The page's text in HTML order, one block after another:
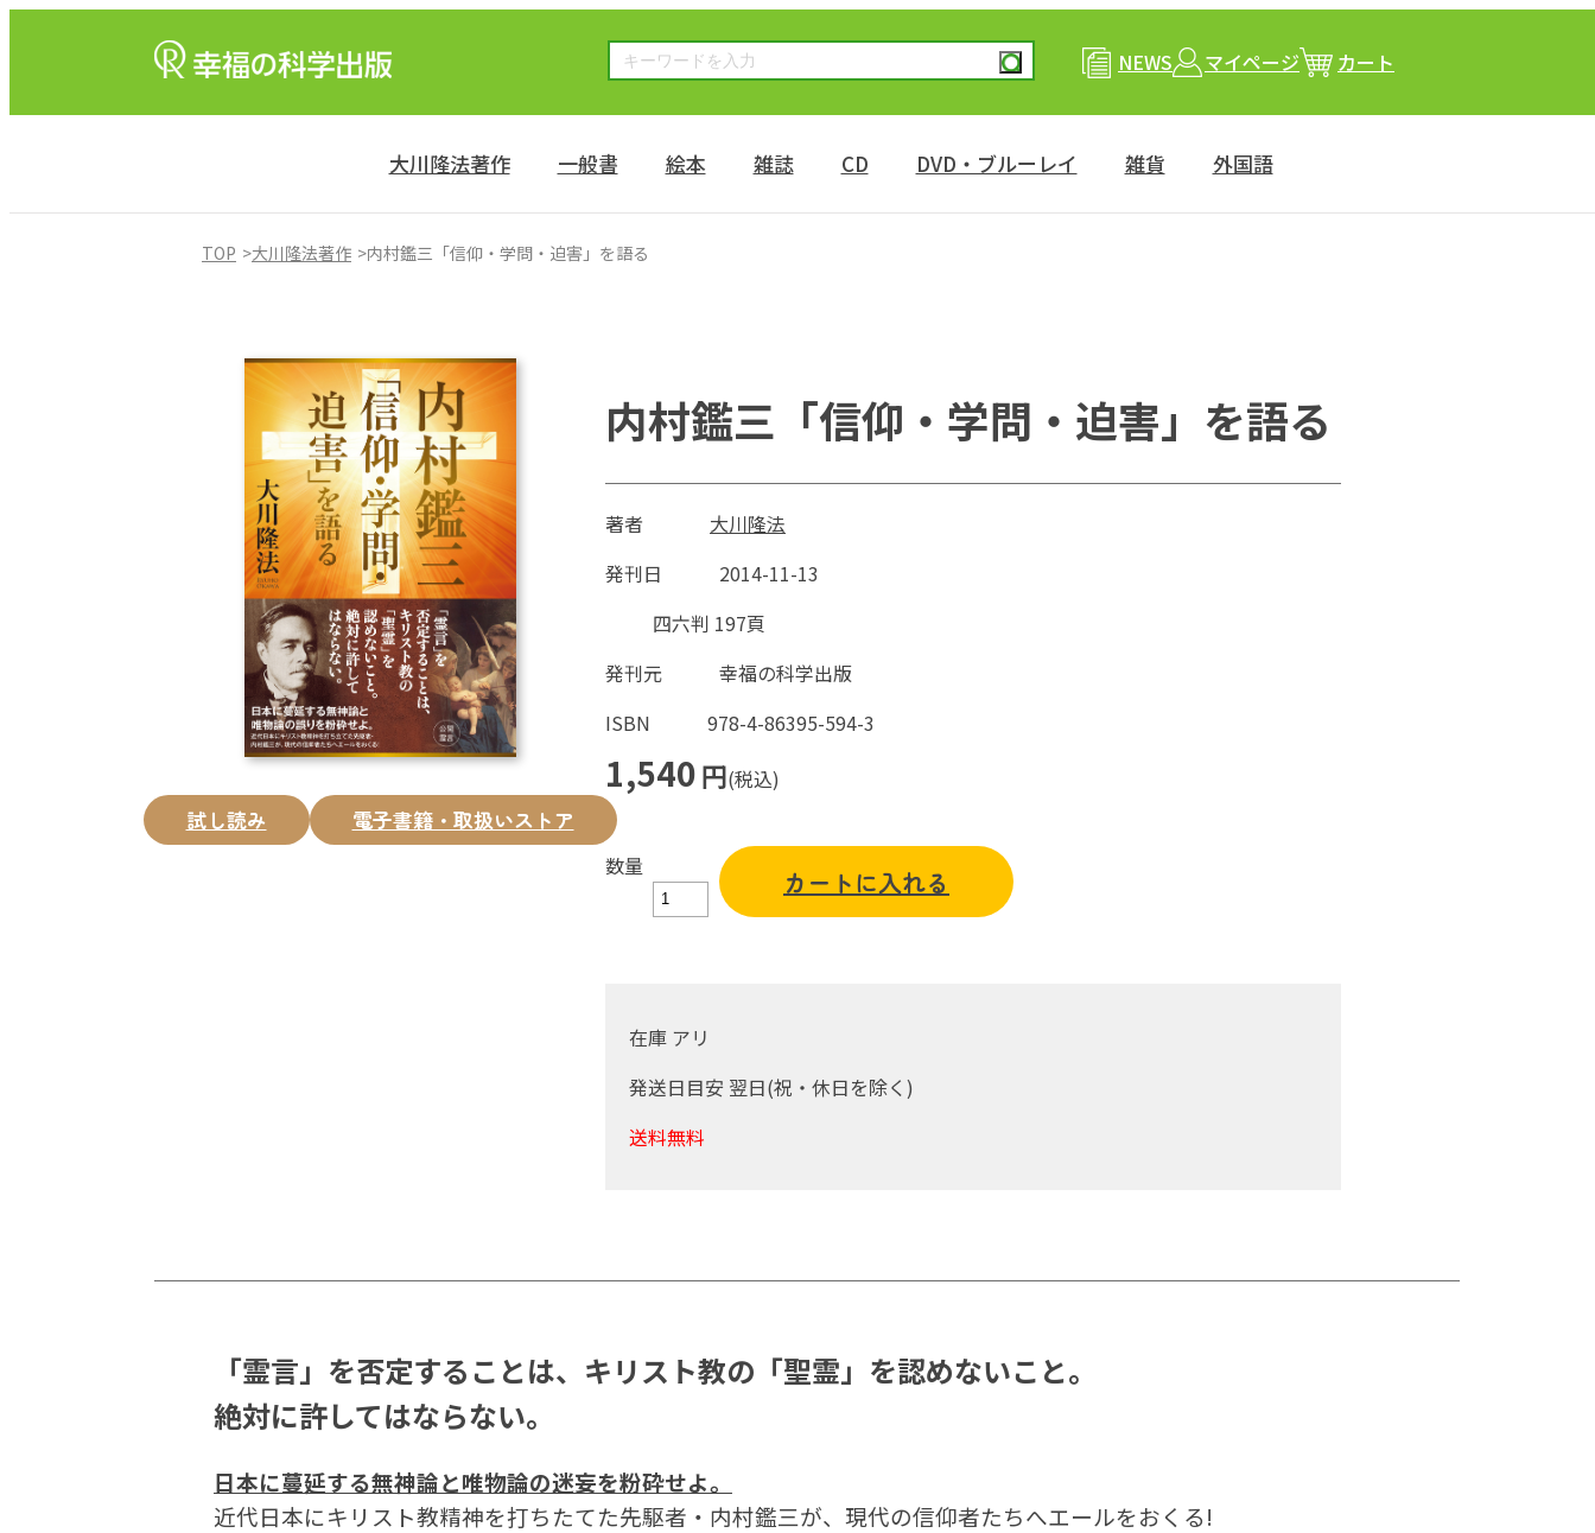
NEWS マイページ カート
大川隆法著作 一般書 絵本 雑誌 CD DVD・ブルーレイ 雑貨 外国語
TOP 大川隆法著作 内村鑑三「信仰・学問・迫害」を語る
試し読み 電子書籍・取扱いストア
内村鑑三「信仰・学問・迫害」を語る
著者
大川隆法
発刊日
2014-11-13
四六判 197頁
発刊元
幸福の科学出版
ISBN
978-4-86395-594-3
1,540円(税込)
数量
カートに入れる
在庫 アリ
発送日目安 翌日(祝・休日を除く)
送料無料
「霊言」を否定することは、キリスト教の「聖霊」を認めないこと。
絶対に許してはならない。
日本に蔓延する無神論と唯物論の迷妄を粉砕せよ。
近代日本にキリスト教精神を打ちたてた先駆者・内村鑑三が、現代の信仰者たちへエールをおくる!